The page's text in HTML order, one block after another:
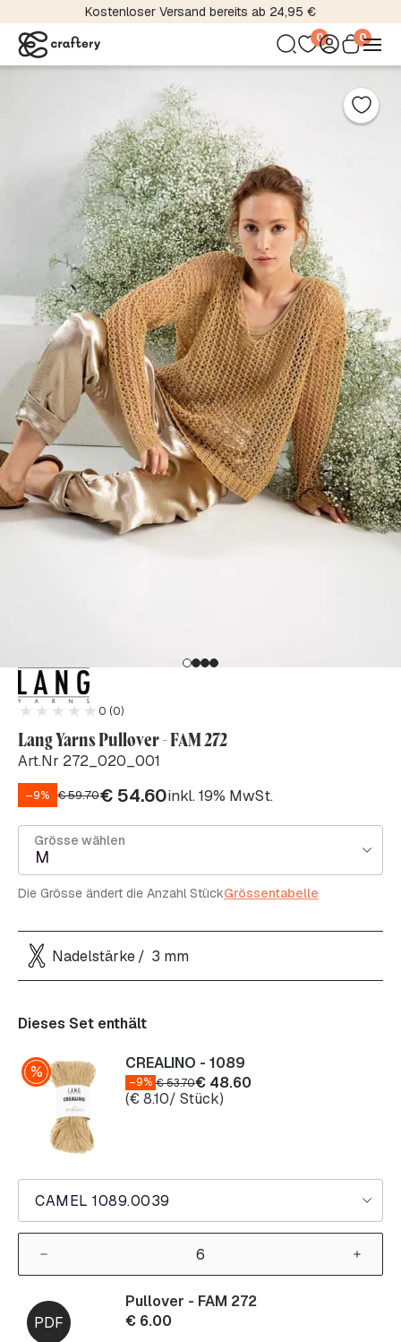
Kostenloser Versand bereits ab 24,95 €
0 0
0 (0)
Lang Yarns Pullover - FAM 272
Art.Nr 272_020_001
–9% €59.70€ 54.60inkl. 19% MwSt.
Grösse wählen
M
Die Grösse ändert die Anzahl StückGrössentabelle
Nadelstärke 3 mm
Dieses Set enthält
CAMEL 1089.0039
CREALINO - 1089
–9% €53.70€ 48.60
(€8.10/ Stück)
Pullover - FAM 272
€ 6.00